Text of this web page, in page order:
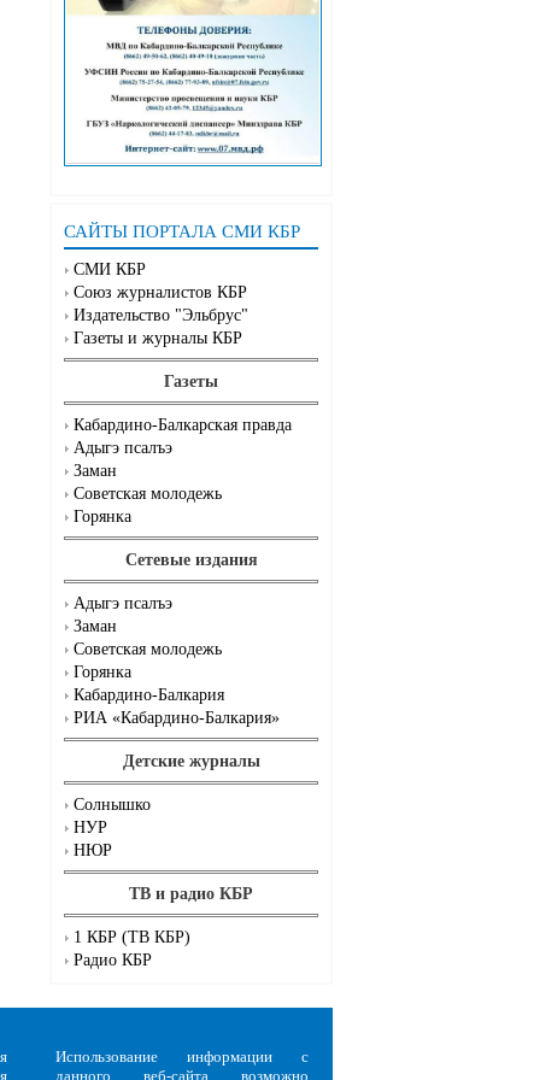
САЙТЫ ПОРТАЛА СМИ КБР
СМИ КБР
Союз журналистов КБР
Издательство "Эльбрус"
Газеты и журналы КБР
Газеты
Кабардино-Балкарская правда
Адыгэ псалъэ
Заман
Советская молодежь
Горянка
Сетевые издания
Адыгэ псалъэ
Заман
Советская молодежь
Горянка
Кабардино-Балкария
РИА «Кабардино-Балкария»
Детские журналы
Солнышко
НУР
НЮР
ТВ и радио КБР
1 КБР (ТВ КБР)
Радио КБР
Использование информации с
данного веб-сайта возможно